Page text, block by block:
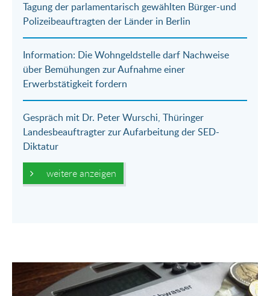
Mail
Tagung der parlamentarisch gewählten Bürger-und
Polizeibeauftragten der Länder in Berlin
Information: Die Wohngeldstelle darf Nachweise
über Bemühungen zur Aufnahme einer
Erwerbstätigkeit fordern
Gespräch mit Dr. Peter Wurschi, Thüringer
Landesbeauftragter zur Aufarbeitung der SED-
Diktatur
weitere anzeigen